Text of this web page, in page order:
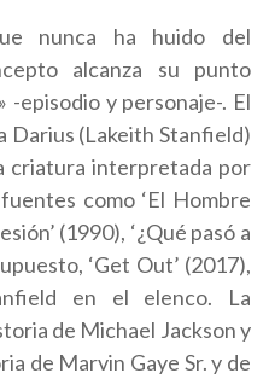
nunca ha huido del
alcanza su punto
-episodio y personaje-. El
(Lakeith Stanfield)
criatura interpretada por
como ‘El Hombre
(1990), ‘¿Qué pasó a
‘Get Out’ (2017),
en el elenco. La
de Michael Jackson y
de Marvin Gaye Sr. y de